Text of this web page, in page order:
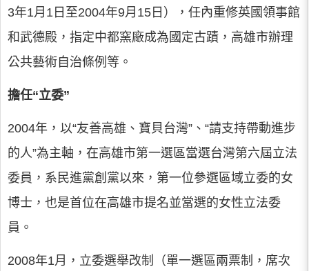
3年1月1日至2004年9月15日），任內重修英國領事館
和武德殿，指定中都窯廠成為國定古蹟，高雄市辦理
公共藝術自治條例等。
擔任“立委”
2004年，以“友善高雄、寶貝台灣”、“請支持帶動進步
的人”為主軸，在高雄市第一選區當選台灣第六屆立法
委員，系民進黨創黨以來，第一位參選區域立委的女
博士，也是首位在高雄市提名並當選的女性立法委
員。
2008年1月，立委選舉改制（單一選區兩票制，席次